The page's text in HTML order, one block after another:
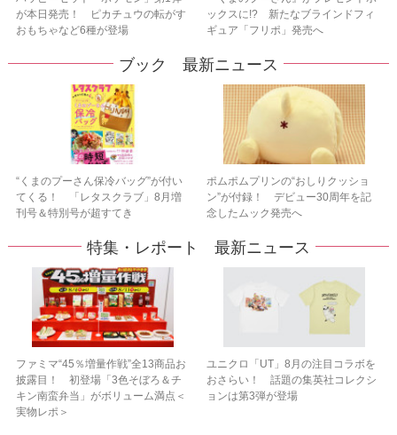
が本日発売！ ピカチュウの転がす
おもちゃなど6種が登場
ックスに!? 新たなブラインドフィ
ギュア「フリポ」発売へ
ブック 最新ニュース
“くまのプーさん保冷バッグ”が付い
てくる！ 「レタスクラブ」8月増
刊号＆特別号が超すてき
ポムポムプリンの“おしりクッショ
ン”が付録！ デビュー30周年を記
念したムック発売へ
特集・レポート 最新ニュース
ファミマ“45％増量作戦”全13商品お
披露目！ 初登場「3色そぼろ＆チ
キン南蛮弁当」がボリューム満点＜
実物レポ＞
ユニクロ「UT」8月の注目コラボを
おさらい！ 話題の集英社コレクシ
ョンは第3弾が登場